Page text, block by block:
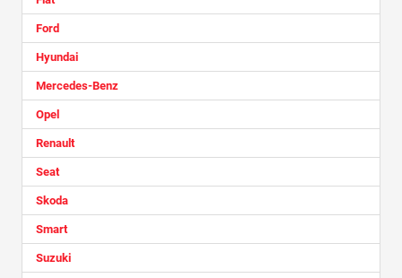
Ford
Hyundai
Mercedes-Benz
Opel
Renault
Seat
Skoda
Smart
Suzuki